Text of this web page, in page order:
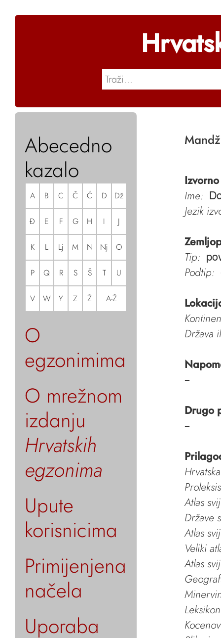
Abecedno
kazalo
A B C Č Ć D Dž
Đ E F G H I J
K L Lj M N Nj O
P Q R S Š T U
V W Y Z Ž A-Ž
O
egzonimima
O mrežnom
izdanju
Hrvatskih
egzonima
Upute
korisnicima
Primijenjena
načela
Uporaba
Ime:
Jezik
Tip:
Podtip:
Država
–
Drugo
–
Atlas
Države
Atlas
Veliki
Atlas